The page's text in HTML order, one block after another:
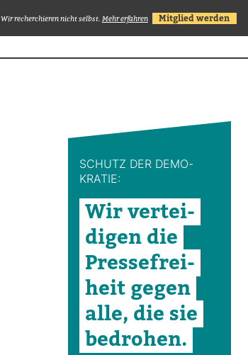
Wir recherchieren nicht selbst. Mehr erfahren Mitglied werden
SCHUTZ DER DEMO­
KRATIE:
Wir ver­tei­
digen die
Pres­se­frei­
heit gegen
alle, die sie
bedrohen.